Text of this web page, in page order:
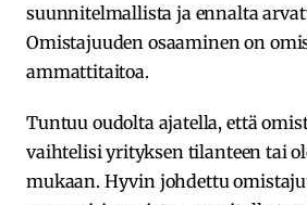
suunnitelmallista ja ennalta
Omistajuuden osaaminen on
ammattitaitoa.
Tuntuu oudolta ajatella, että
vaihtelisi yrityksen tilanteen tai
mukaan. Hyvin johdettu